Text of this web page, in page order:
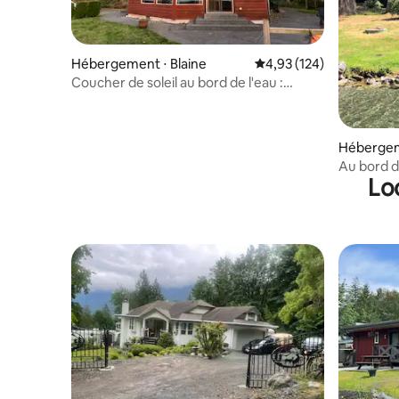
Hébergement ⋅ Blaine Évaluation moyenne
4,93 (124)
Coucher de soleil au bord de l'eau :
ey
Au bord